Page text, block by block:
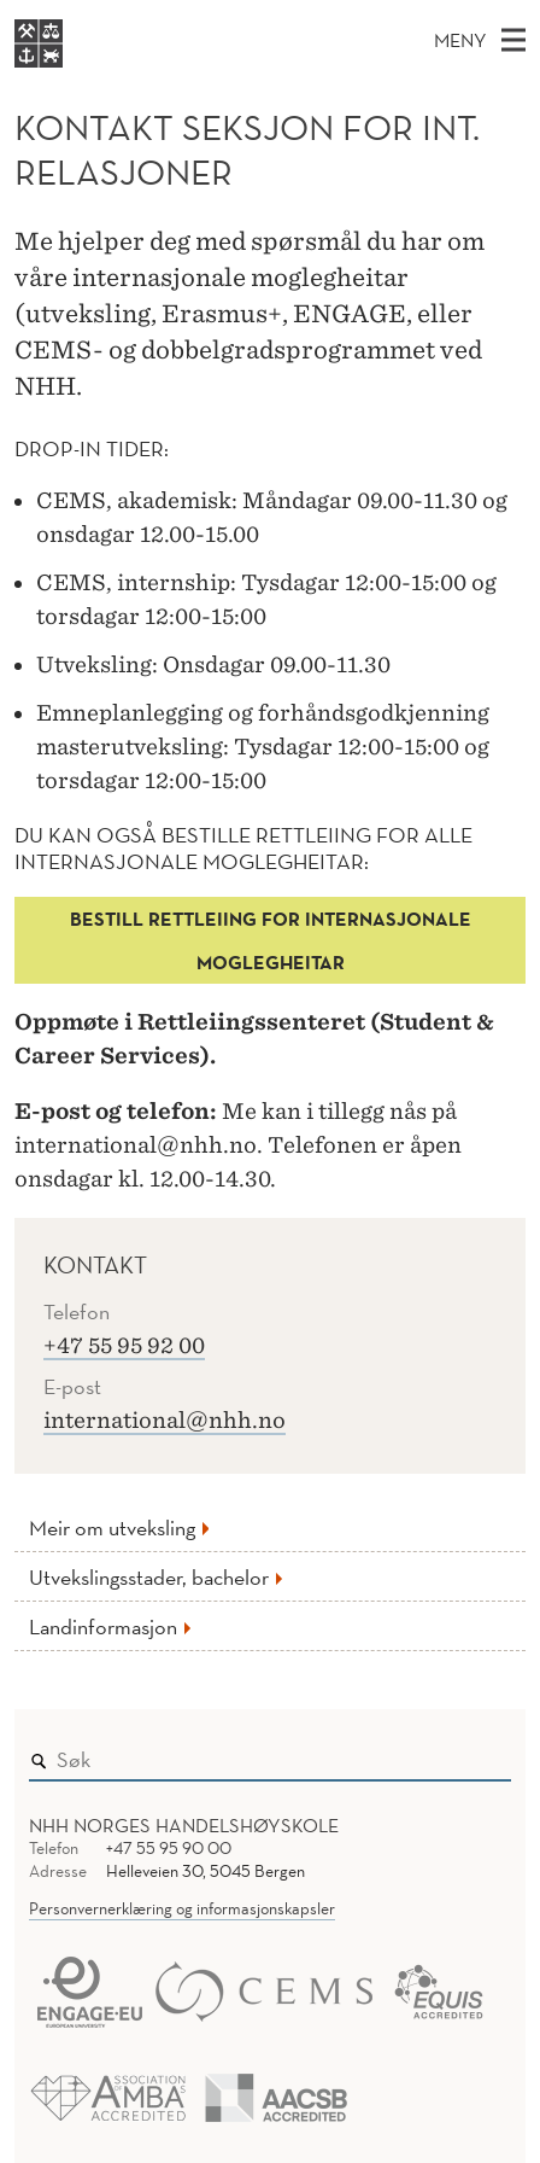
K
O
N
T
A
K
T
S
E
S
J
N
N
T
L
A
S
MENY
O
V
E
D
M
E
N
Y
VIDEREUTDANNING
BIBLIOTEKET
Ø
K
N
E
S
T
D
E
T
Studier
Forskning
Om NHH
Alumni
KONTAKT SEKSJON FOR INT.
RELASJONER
Me hjelper deg med spørsmål du har om
våre internasjonale moglegheitar
(utveksling, Erasmus+, ENGAGE, eller
CEMS- og dobbelgradsprogrammet ved
NHH.
DROP-IN TIDER:
CEMS, akademisk: Måndagar 09.00-11.30 og
onsdagar 12.00-15.00
CEMS, internship: Tysdagar 12:00-15:00 og
torsdagar 12:00-15:00
Utveksling: Onsdagar 09.00-11.30
Emneplanlegging og forhåndsgodkjenning
masterutveksling: Tysdagar 12:00-15:00 og
torsdagar 12:00-15:00
DU KAN OGSÅ BESTILLE RETTLEIING FOR ALLE
INTERNASJONALE MOGLEGHEITAR:
BESTILL RETTLEIING FOR INTERNASJONALE
MOGLEGHEITAR
Oppmøte i Rettleiingssenteret (Student &
Career Services).
E-post og telefon: Me kan i tillegg nås på
international@nhh.no. Telefonen er åpen
onsdagar kl. 12.00-14.30.
KONTAKT
Telefon
+47 55 95 92 00
E-post
international@nhh.no
Meir om utveksling
Utvekslingsstader, bachelor
Landinformasjon
NHH NORGES HANDELSHØYSKOLE
Telefon
+47 55 95 90 00
Adresse
Helleveien 30, 5045 Bergen
Personvernerklæring og informasjonskapsler